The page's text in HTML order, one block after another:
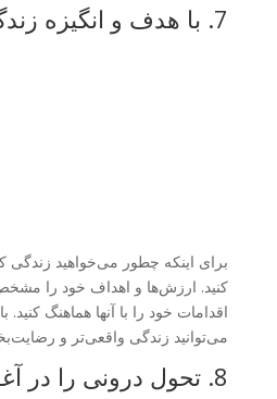
7. با هدف و انگیزه زندگی کنید
برای اینکه چطور می‌خواهید زندگی
کنید. ارزش‌ها و اهداف خود را مشخص
اقدامات خود را با آنها هماهنگ کنید.
می‌توانید زندگی واقعی‌تر و
8. تحول درونی را در آغوش بگیرید